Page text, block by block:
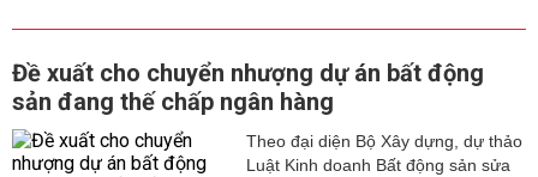
Đề xuất cho chuyển nhượng dự án bất động
sản đang thế chấp ngân hàng
Theo đại diện Bộ Xây dựng, dự thảo
Luật Kinh doanh Bất động sản sửa